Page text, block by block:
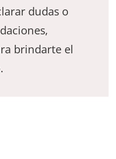
dudas o
brindarte el